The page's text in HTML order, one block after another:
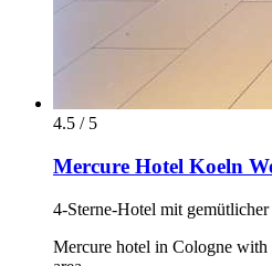
4.5 / 5
Mercure Hotel Koeln
4-Sterne-Hotel mit gemütlicher
Mercure hotel in Cologne